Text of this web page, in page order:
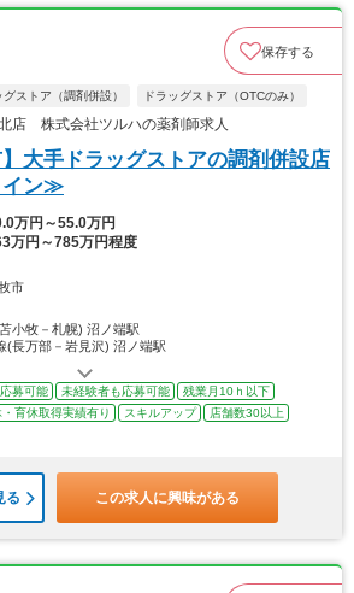
保存する
グストア（調剤併設） ドラッグストア（OTCのみ）
店 株式会社ツルハの薬剤師求人
】大手ドラッグストアの調剤併設店
イン≫
万円～55.0万円
万円～785万円程度
市
小牧－札幌) 沼ノ端駅
(長万部－岩見沢) 沼ノ端駅
募可能 未経験者も応募可能
残業月10ｈ以下
育休取得実績有り スキルアップ
店舗数30以上
る この求人に興味がある